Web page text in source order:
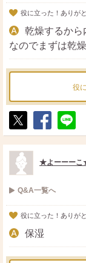
役に立った！ありがと
乾燥するから
なのでまずは乾
役
ポ
ス
ト
シ
ェ
送
る
★よーーー
Q&A一覧へ
役に立った！ありがと
保湿